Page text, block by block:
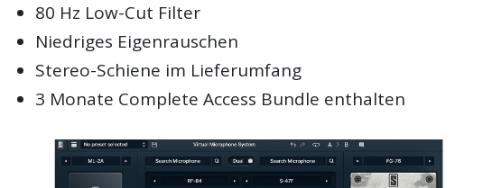
80 Hz Low-Cut Filter
Niedriges Eigenrauschen
Stereo-Schiene im Lieferumfang
3 Monate Complete Access Bundle enthalten